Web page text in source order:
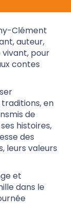
Clément
auteur,
pour
contes
en
de
histoires,
des
leurs valeurs
et
dans le